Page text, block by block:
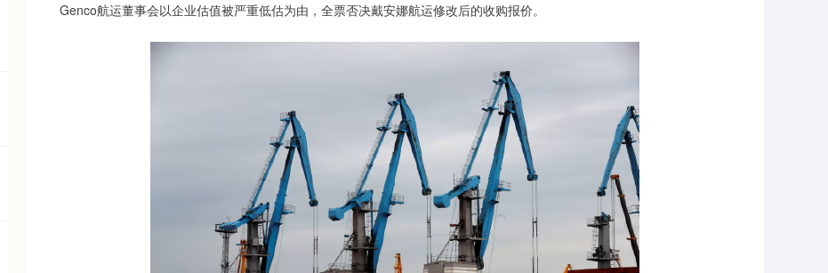
Genco航运董事会以企业估值被严重低估为由，全票否决戴安娜航运修改后的收购报价。